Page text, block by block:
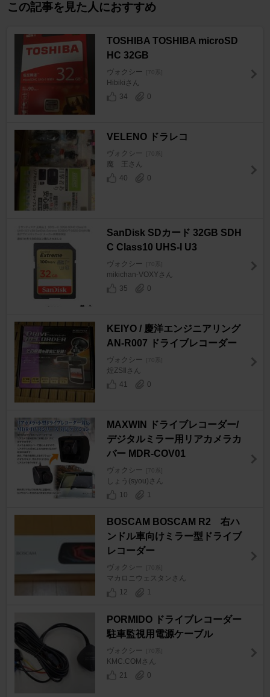
この記事を見た人におすすめ
TOSHIBA TOSHIBA microSD
HC 32GB
ヴォクシー [70系]
Hibikiさん
34
0
VELENO ドラレコ
ヴォクシー [70系]
魔 王さん
40
0
SanDisk SDカード 32GB SDH
C Class10 UHS-I U3
ヴォクシー [70系]
mikichan-VOXYさん
35
0
KEIYO / 慶洋エンジニアリング
AN-R007 ドライブレコーダー
ヴォクシー [70系]
煌ZSⅡさん
41
0
MAXWIN ドライブレコーダー/
デジタルミラー用リアカメラカ
バー MDR-COV01
ヴォクシー [70系]
しょう(syou)さん
10
1
BOSCAM BOSCAM R2 右ハ
ンドル車向けミラー型ドライブ
レコーダー
ヴォクシー [70系]
マカロニウェスタンさん
12
1
PORMIDO ドライブレコーダー
駐車監視用電源ケーブル
ヴォクシー [70系]
KMC.COMさん
21
0